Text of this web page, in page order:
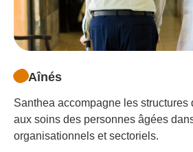
Aînés
Santhea accompagne les structures
aux soins des personnes âgées
organisationnels et sectoriels.